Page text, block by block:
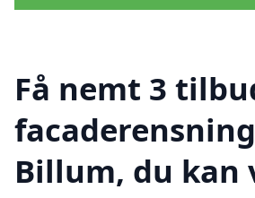
Få nemt 3
Billum, du kan